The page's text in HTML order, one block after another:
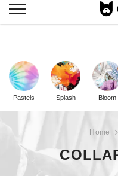
Pastels Splash Bloom
Home